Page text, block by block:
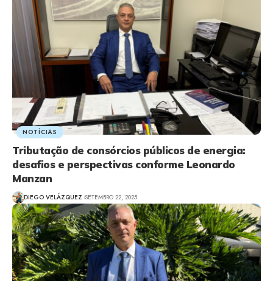
NOTÍCIAS
Tributação de consórcios públicos de energia:
desafios e perspectivas conforme Leonardo
Manzan
DIEGO VELÁZQUEZ SETEMBRO 22, 2025